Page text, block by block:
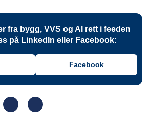
fra bygg, VVS og AI rett i feeden
på LinkedIn eller Facebook:
Facebook